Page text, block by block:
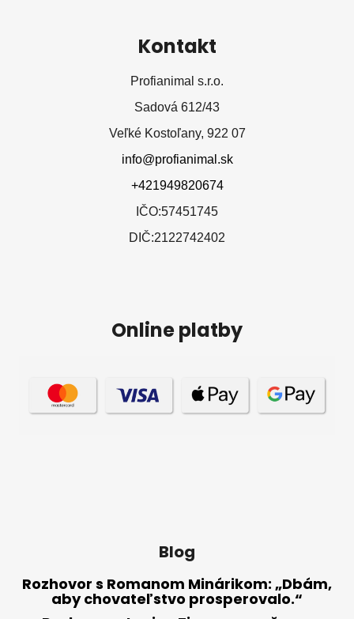
Kontakt
Profianimal s.r.o.
Sadová 612/43
Veľké Kostoľany, 922 07
info@profianimal.sk
+421949820674
IČO:57451745
DIČ:2122742402
Online platby
Blog
Rozhovor s Romanom Minárikom: „Dbám,
aby chovateľstvo prosperovalo.“